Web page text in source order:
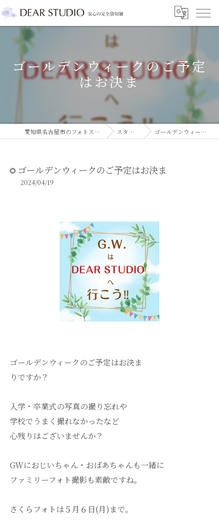
ゴールデンウィークのご予定
はお決ま
愛知県名古屋市のフォトスタジオならDEAR STUDIO スタジオコラム ゴールデンウィークのご予定はお決ま
ゴールデンウィークのご予定はお決ま
2024/04/19
ゴールデンウィークのご予定はお決ま
りですか？
入学・卒業式の写真の撮り忘れや
学校でうまく撮れなかったなど
心残りはございませんか？
GWにおじいちゃん・おばあちゃんも一緒に
ファミリーフォト撮影も素敵ですね。
さくらフォトは５月６日(月)まで。